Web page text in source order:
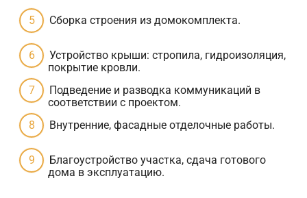
Сборка строения из домокомплекта.
Устройство крыши: стропила, гидроизоляция,
покрытие кровли.
Подведение и разводка коммуникаций в
соответствии с проектом.
Внутренние, фасадные отделочные работы.
Благоустройство участка, сдача готового
дома в эксплуатацию.